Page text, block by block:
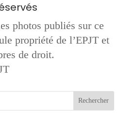
photos publiés sur ce
propriété de l’EPJT et
de droit.